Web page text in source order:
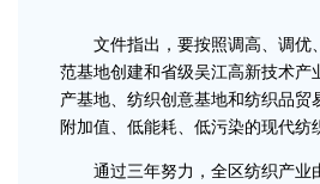
文件指出，要按照调高、调优、
范基地创建和省级吴江高新技术产
产基地、纺织创意基地和纺织品
附加值、低能耗、低污染的现代
通过三年努力，全区纺织产业由